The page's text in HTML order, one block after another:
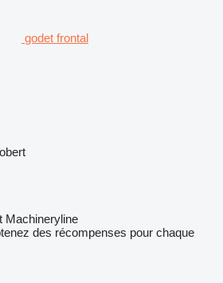
godet frontal
Machineryline
des récompenses pour chaque